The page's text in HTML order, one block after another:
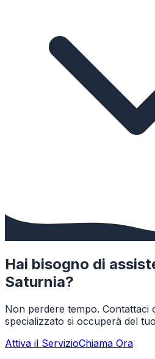
Hai bisogno di
Saturnia?
Non perdere tempo. Contattaci
specializzato si occuperà del
Attiva il ServizioChiama Ora